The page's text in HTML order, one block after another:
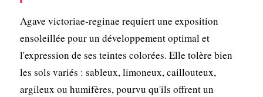
Agave victoriae-reginae requiert une exposition
ensoleillée pour un développement optimal et
l'expression de ses teintes colorées. Elle tolère bien
les sols variés : sableux, limoneux, caillouteux,
argileux ou humifères, pourvu qu'ils offrent un